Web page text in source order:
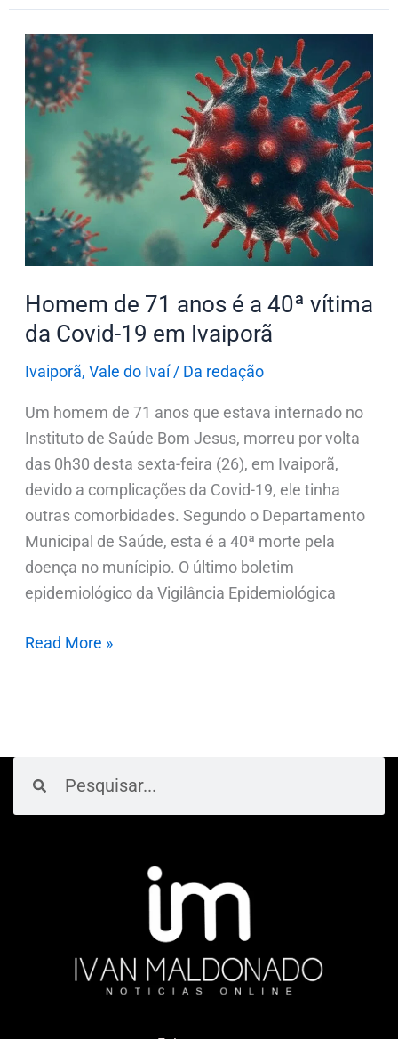
Homem de 71 anos é a 40ª vítima
da Covid-19 em Ivaiporã
Ivaiporã, Vale do Ivaí/ Da redação
Um homem de 71 anos que estava internado no
Instituto de Saúde Bom Jesus, morreu por volta
das 0h30 desta sexta-feira (26), em Ivaiporã,
devido a complicações da Covid-19, ele tinha
outras comorbidades. Segundo o Departamento
Municipal de Saúde, esta é a 40ª morte pela
doença no munícipio. O último boletim
epidemiológico da Vigilância Epidemiológica
Homem
de
71
anos
é
a
vítima
da
19
em
Read More »